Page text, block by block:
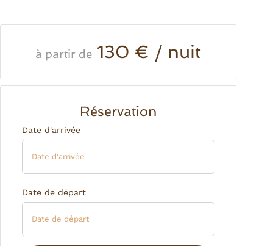
à partir de 130 € / nuit
Réservation
Date d'arrivée
Date de départ